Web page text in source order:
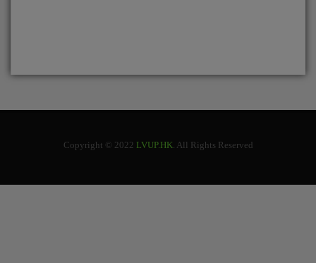
Copyright © 2022 LVUP.HK. All Rights Reserved